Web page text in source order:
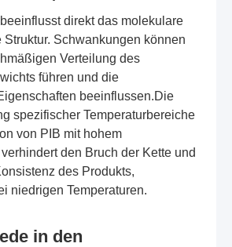
direkt das molekulare
Schwankungen können
Verteilung des
führen und die
beeinflussen.Die
spezifischer Temperaturbereiche
von PIB mit hohem
den Bruch der Kette und
des Produkts,
niedrigen Temperaturen.
in den